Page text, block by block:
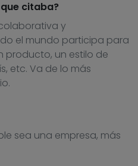
citaba?
y
el mundo participa para
producto, un estilo de
etc. Va de lo más
sea una empresa, más